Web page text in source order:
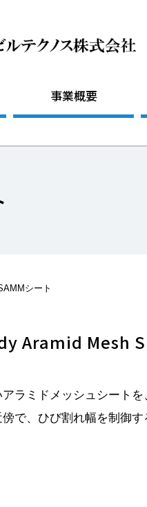
事業概要
シート
Aramid Mesh
ラミドメッシュシート
で、ひび割れ幅を制御